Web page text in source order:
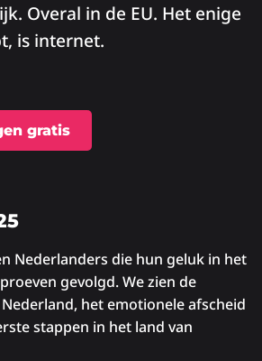
Overal in de EU. Het enige
is internet.
gratis
Nederlanders die hun geluk in het
gevolgd. We zien de
het emotionele afscheid
stappen in het land van